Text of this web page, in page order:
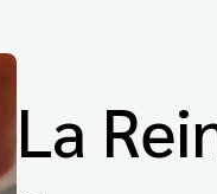
La